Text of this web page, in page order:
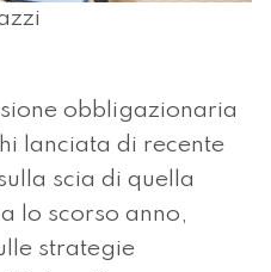
obbligazionaria
lanciata di recente
scia di quella
lo scorso anno,
strategie